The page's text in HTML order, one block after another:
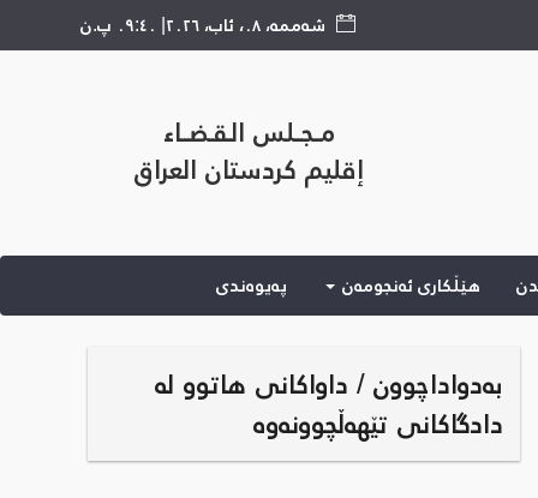
شەممە، ٠٨، ئاب، ٢٠٢٦ ٠٩:٤٠ پ.ن
مــجــلس الـقـضــاء
إقليم كردستان العراق
هێڵكاری ئه‌نجومه‌ن پەیوەندی
بەدواداچوون / داواکانی هاتوو لە
دادگاکانی تێهەڵچوونەوە